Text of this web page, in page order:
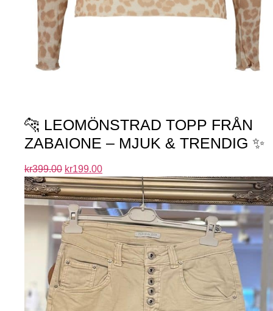
🐆 LEOMÖNSTRAD TOPP FRÅN
ZABAIONE – MJUK & TRENDIG ✨
kr399.00 kr199.00